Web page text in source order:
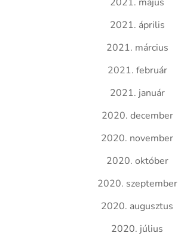
2021. április
2021. március
2021. február
2021. január
2020. december
2020. november
2020. október
2020. szeptember
2020. augusztus
2020. július